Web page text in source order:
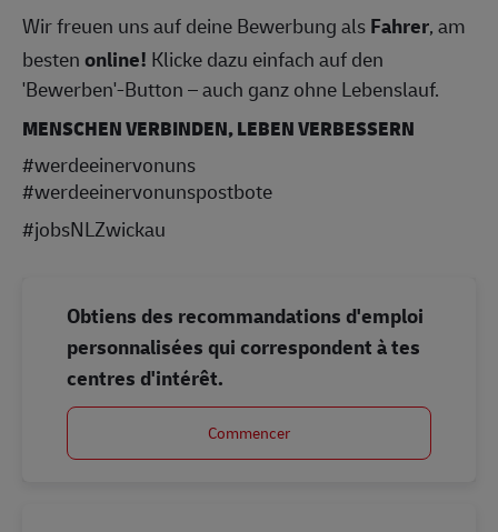
Wir freuen uns auf deine Bewerbung alsFahrer, am
bestenonline! Klicke dazu einfach auf den
'Bewerben'-Button – auch ganz ohne Lebenslauf.
MENSCHEN VERBINDEN, LEBEN VERBESSERN
#werdeeinervonuns
#werdeeinervonunspostbote
#jobsNLZwickau
Obtiens des recommandations d'emploi
personnalisées qui correspondent à tes
centres d'intérêt.
Commencer